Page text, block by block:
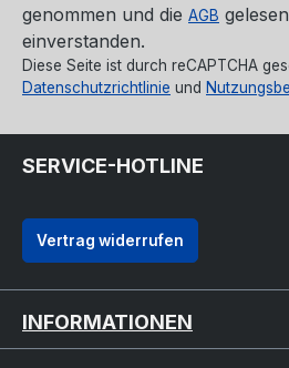
genommen und die AGB
einverstanden.
Diese Seite ist durch reCAPTCHA
Datenschutzrichtlinie und
SERVICE-HOTLINE
Vertrag widerrufen
INFORMATIONEN